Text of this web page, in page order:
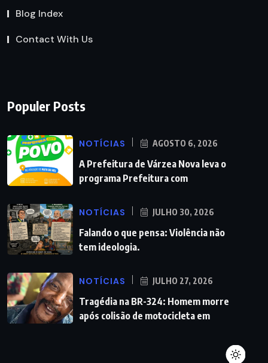
Blog Index
Contact With Us
Populer Posts
NOTÍCIAS AGOSTO 6, 2026
A Prefeitura de Várzea Nova leva o
programa Prefeitura com
NOTÍCIAS JULHO 30, 2026
Falando o que pensa: Violência não
tem ideologia.
NOTÍCIAS JULHO 27, 2026
Tragédia na BR-324: Homem morre
após colisão de motocicleta em